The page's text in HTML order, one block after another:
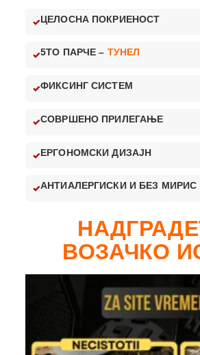
ЦЕЛОСНА ПОКРИЕНОСТ
5ТО ПАРЧЕ – ТУНЕЛ
ФИКСИНГ СИСТЕМ
СОВРШЕНО ПРИЛЕГАЊЕ
ЕРГОНОМСКИ ДИЗАЈН
АНТИАЛЕРГИСКИ И БЕЗ МИРИС
ВОЗАЧКО